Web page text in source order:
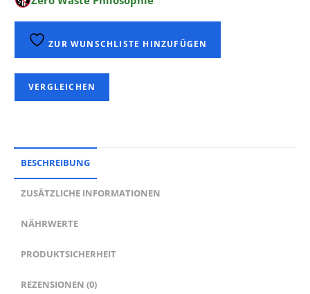
ZUR WUNSCHLISTE HINZUFÜGEN
VERGLEICHEN
BESCHREIBUNG
ZUSÄTZLICHE INFORMATIONEN
NÄHRWERTE
PRODUKTSICHERHEIT
REZENSIONEN (0)